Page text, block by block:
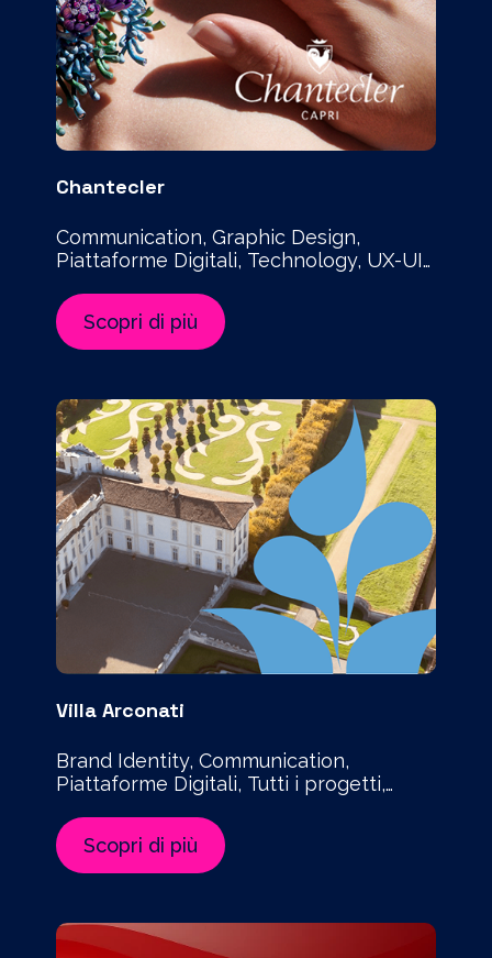
Chantecler
Communication, Graphic Design,
Piattaforme Digitali, Technology, UX-UI
Scopri di più
Villa Arconati
Brand Identity, Communication,
Piattaforme Digitali, Tutti i progetti,
Scopri di più